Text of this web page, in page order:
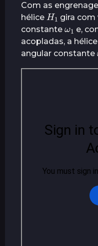
Com as
hélice
H
1
gira com
constante
ω
1
e,
acopladas, a hélice
angular constante